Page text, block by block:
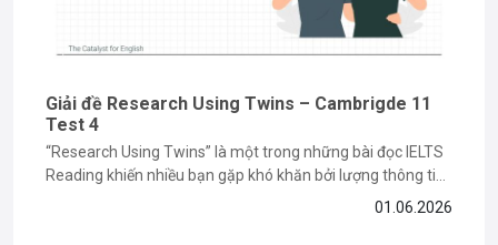
Giải đề Research Using Twins – Cambrigde 11
Test 4
“Research Using Twins” là một trong những bài đọc IELTS
Reading khiến nhiều bạn gặp khó khăn bởi lượng thông tin
học thuật và các dạng câu hỏi paraphrase phức tạp. Tuy
01.06.2026